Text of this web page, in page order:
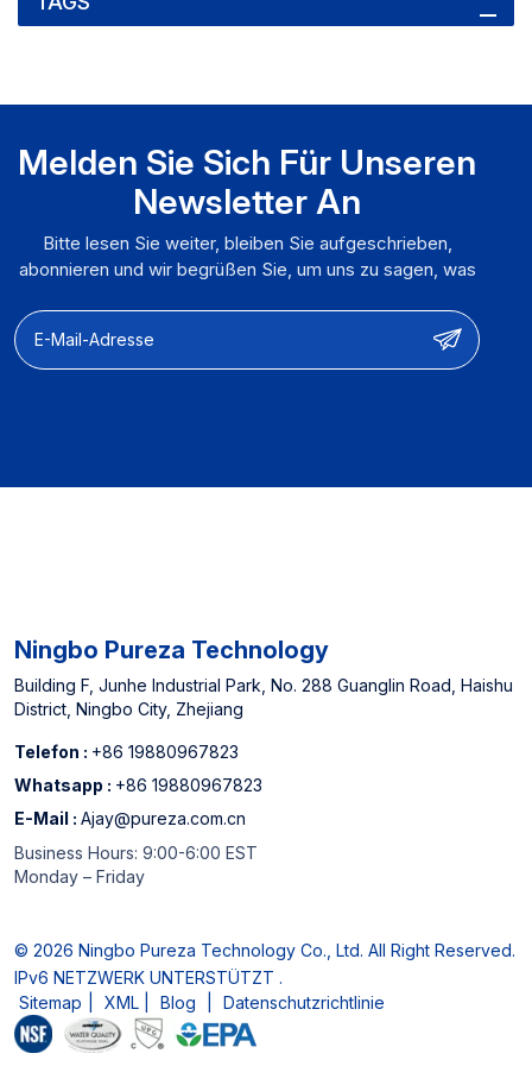
Melden Sie Sich Für Unseren
Newsletter An
Bitte lesen Sie weiter, bleiben Sie aufgeschrieben,
abonnieren und wir begrüßen Sie, um uns zu sagen, was
Ningbo Pureza Technology
Building F, Junhe Industrial Park, No. 288 Guanglin Road, Haishu
District, Ningbo City, Zhejiang
Telefon : +86 19880967823
Whatsapp : +86 19880967823
E-Mail : Ajay@pureza.com.cn
Business Hours: 9:00-6:00 EST
Monday – Friday
© 2026 Ningbo Pureza Technology Co., Ltd. All Right Reserved.
IPv6 NETZWERK UNTERSTÜTZT .
Sitemap
XML Blog Datenschutzrichtlinie